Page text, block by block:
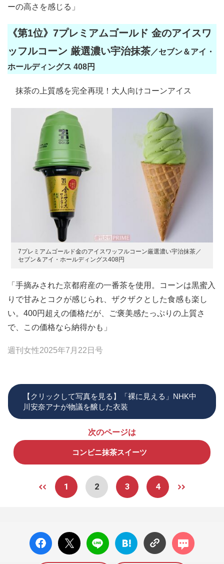
ーの高さを感じる」
《第1位》7プレミアムゴールド 金のアイスワ
ッフルコーン 厳選濃い宇治抹茶／セブン＆アイ・
ホールディングス 408円
抹茶の上質感を完全再現！大人向けコーンアイス
7プレミアムゴールド金のアイスワッフルコーン厳選濃い宇治抹茶／
セブン＆アイ・ホールディングス408円
「手摘みされた京都府産の一番茶を使用。コーンは黒蜜入
りで甘みとコクが感じられ、ザクザクとした食感も楽し
い。400円超えの価格だが、ご褒美感たっぷりの上質さ
で、この価格なら納得かも」
週刊女性2025年7月22日号
【クリックして写真を見る】「裸に見える」NHK中
川安奈アナが物議を醸した衣装
次のページは
コンビニ抹茶スイーツ
1 2 3 4
facebo
ok い
X ポス
ト
LINE
はてな
ブック
コメン
ト